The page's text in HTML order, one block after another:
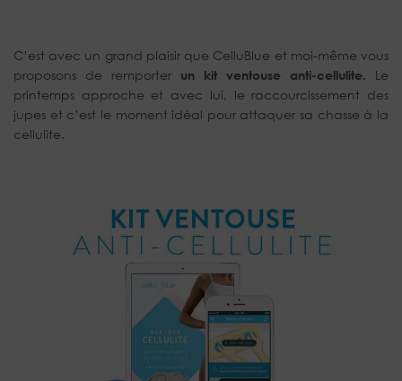
C’est avec un grand plaisir que CelluBlue et moi-même vous
proposons de remporter un kit ventouse anti-cellulite. Le
printemps approche et avec lui, le raccourcissement des
jupes et c’est le moment idéal pour attaquer sa chasse à la
cellulite.